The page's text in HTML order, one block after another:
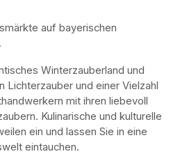
auf bayerischen
Winterzauberland und
Lichterzauber und einer Vielzahl
mit ihren liebevoll
Kulinarische und kulturelle
ein und lassen Sie in eine
eintauchen.